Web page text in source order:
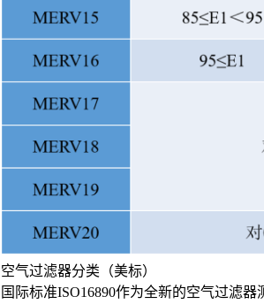
空气过滤器分类（美标）
国际标准ISO16890作为全新的空气过滤